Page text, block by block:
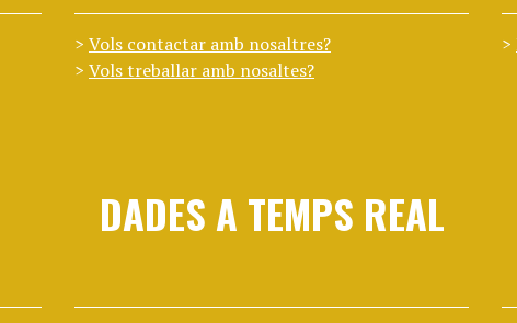
Vols contactar amb nosaltres?
Vols treballar amb nosaltes?
DADES A TEMPS REAL